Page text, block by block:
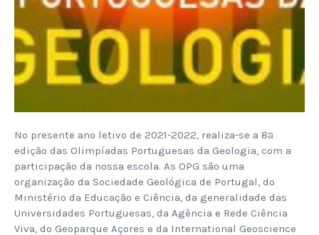
No presente ano letivo de 2021-2022, realiza-se a 8ª
edição das Olimpíadas Portuguesas da Geologia, com a
participação da nossa escola. As OPG são uma
organização da Sociedade Geológica de Portugal, do
Ministério da Educação e Ciência, da generalidade das
Universidades Portuguesas, da Agência e Rede Ciência
Viva, do Geoparque Açores e da International Geoscience